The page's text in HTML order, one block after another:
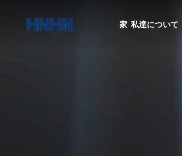
家 私達について